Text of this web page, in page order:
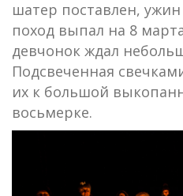
шатер поставлен,
поход выпал на 8
девчонок ждал
Подсвеченная
их к большой
восьмерке.